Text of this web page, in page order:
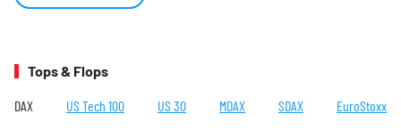
Tops & Flops
DAX US Tech 100 US 30 MDAX SDAX EuroStoxx